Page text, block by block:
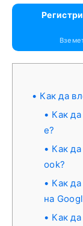
Как да
Как
e?
Как
ook?
Как
на
Как